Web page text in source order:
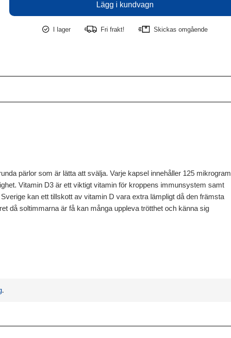
I lager Fri frakt! Skickas omgående
pärlor som är lätta att svälja. Varje kapsel innehåller 125 mikrogram
Vitamin D3 är ett viktigt vitamin för kroppens immunsystem samt
kan ett tillskott av vitamin D vara extra lämpligt då den främsta
då soltimmarna är få kan många uppleva trötthet och känna sig
.